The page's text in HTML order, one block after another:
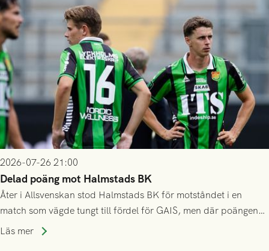
2026-07-26 21:00
Delad poäng mot Halmstads BK
Åter i Allsvenskan stod Halmstads BK för motståndet i en
match som vägde tungt till fördel för GAIS, men där poängen
delades efter dramatik på tilläggstid.
Läs mer